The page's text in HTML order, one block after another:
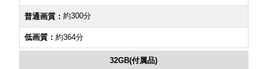
約300分
約364分
32GB(付属品)